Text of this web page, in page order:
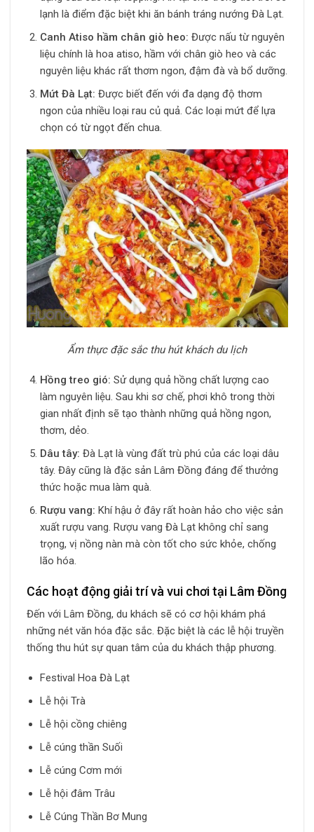
lạnh là điểm đặc biệt khi ăn bánh tráng nướng Đà Lạt.
Canh Atiso hầm chân giò heo: Được nấu từ nguyên
liệu chính là hoa atiso, hầm với chân giò heo và các
nguyên liệu khác rất thơm ngon, đậm đà và bổ dưỡng.
Mứt Đà Lạt: Được biết đến với đa dạng độ thơm
ngon của nhiều loại rau củ quả. Các loại mứt để lựa
chọn có từ ngọt đến chua.
Ẩm thực đặc sắc thu hút khách du lịch
Hồng treo gió: Sử dụng quả hồng chất lượng cao
làm nguyên liệu. Sau khi sơ chế, phơi khô trong thời
gian nhất định sẽ tạo thành những quả hồng ngon,
thơm, dẻo.
Dâu tây: Đà Lạt là vùng đất trù phú của các loại dâu
tây. Đây cũng là đặc sản Lâm Đồng đáng để thưởng
thức hoặc mua làm quà.
Rượu vang: Khí hậu ở đây rất hoàn hảo cho việc sản
xuất rượu vang. Rượu vang Đà Lạt không chỉ sang
trọng, vị nồng nàn mà còn tốt cho sức khỏe, chống
lão hóa.
Các hoạt động giải trí và vui chơi tại Lâm Đồng
Đến với Lâm Đồng, du khách sẽ có cơ hội khám phá
những nét văn hóa đặc sắc. Đặc biệt là các lễ hội truyền
thống thu hút sự quan tâm của du khách thập phương.
Festival Hoa Đà Lạt
Lễ hội Trà
Lễ hội cồng chiêng
Lễ cúng thần Suối
Lễ cúng Cơm mới
Lễ hội đâm Trâu
Lễ Cúng Thần Bơ Mung